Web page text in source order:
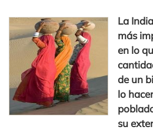
La
más
en lo
de un
lo
su